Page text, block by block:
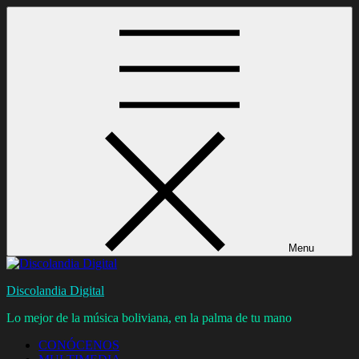
Skip
Menu
Discolandia Digital
Lo mejor de la música boliviana, en la palma de tu mano
CONÓCENOS